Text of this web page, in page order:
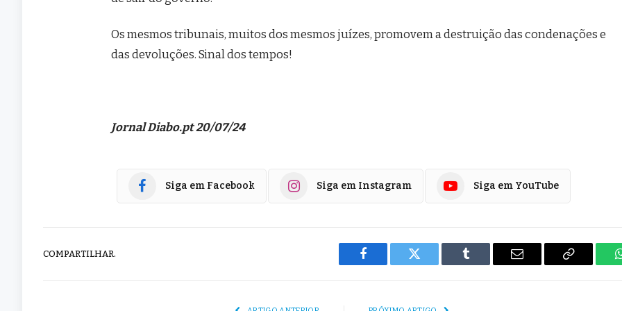
Os mesmos tribunais, muitos dos mesmos juízes, promovem a destruição das condenações e
das devoluções. Sinal dos tempos!
Jornal Diabo.pt 20/07/24
Siga em Facebook Siga em Instagram Siga em YouTube
COMPARTILHAR.
Facebook Twitter Tumblr
E-
Copiar